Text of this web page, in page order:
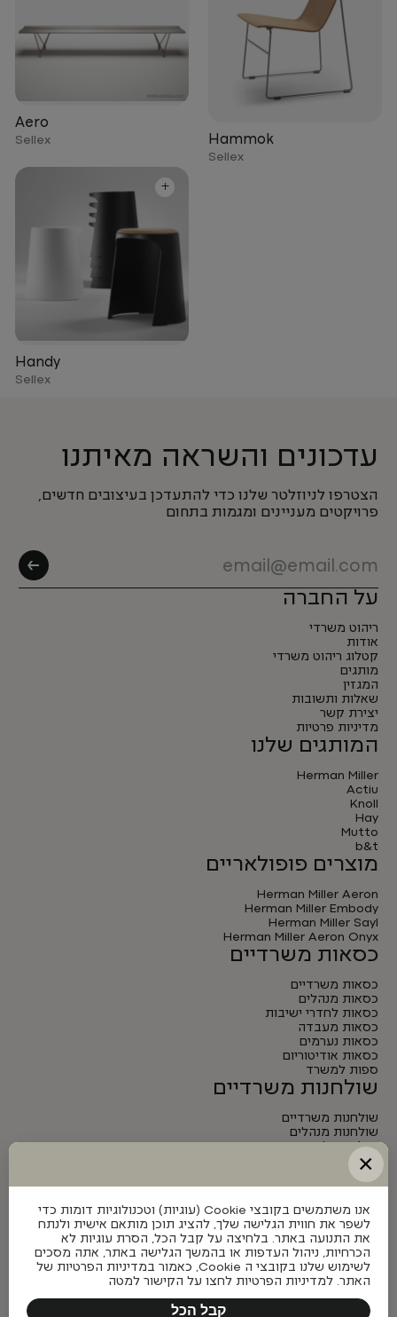
Hammok
Sellex
Aero
Sellex
+
Handy
Sellex
עדכונים והשראה מאיתנו
הצטרפו לניוזלטר שלנו כדי להתעדכן בעיצובים חדשים,
פרויקטים מעניינים ומגמות בתחום
על החברה
ריהוט משרדי
אודות
קטלוג ריהוט משרדי
מותגים
המגזין
שאלות ותשובות
יצירת קשר
מדיניות פרטיות
המותגים שלנו
Herman Miller
Actiu
Knoll
Hay
Mutto
b&t
מוצרים פופולאריים
Herman Miller Aeron
Herman Miller Embody
Herman Miller Sayl
Herman Miller Aeron Onyx
כסאות משרדיים
כסאות משרדיים
כסאות מנהלים
כסאות לחדרי ישיבות
כסאות מעבדה
כסאות נערמים
כסאות אודיטוריום
ספות למשרד
שולחנות משרדיים
שולחנות משרדיים
שולחנות מנהלים
שולחנות לחדרי ישיבות
שולחנות מתכווננים חשמליים
×
אנו משתמשים בקובצי Cookie (עוגיות) וטכנולוגיות דומות כדי
לשפר את חווית הגלישה שלך, להציג תוכן מותאם אישית ולנתח
את התנועה באתר. בלחיצה על קבל הכל, הסרת עוגיות לא
הכרחיות, ניהול העדפות או בהמשך הגלישה באתר, אתה מסכים
לשימוש שלנו בקובצי ה Cookie, כאמור במדיניות הפרטיות של
האתר. למדיניות הפרטיות לחצו על הקישור למטה
קבל הכל